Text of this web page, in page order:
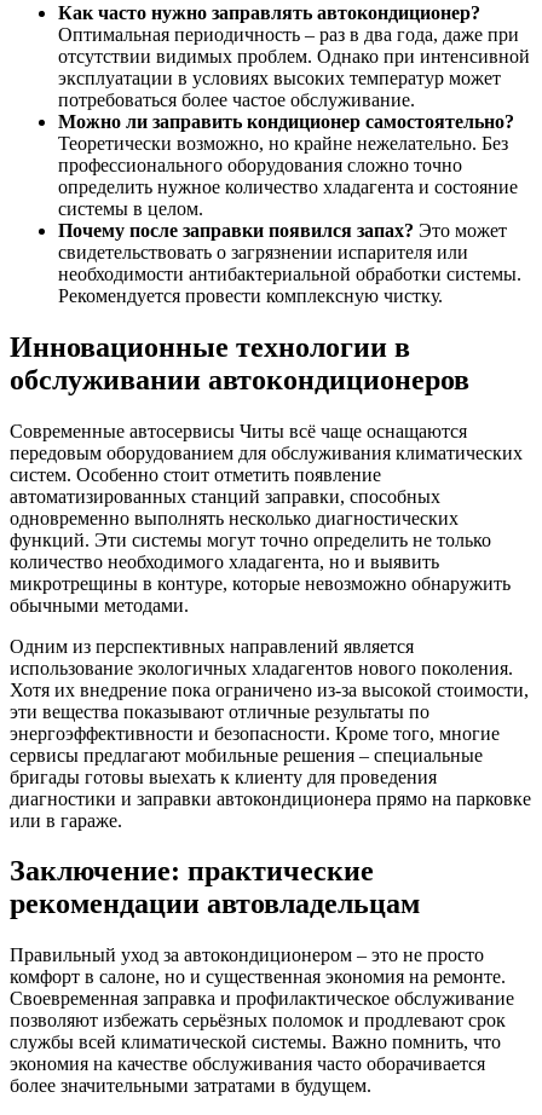
Как часто нужно заправлять автокондиционер?
Оптимальная периодичность – раз в два года, даже при
отсутствии видимых проблем. Однако при интенсивной
эксплуатации в условиях высоких температур может
потребоваться более частое обслуживание.
Можно ли заправить кондиционер самостоятельно?
Теоретически возможно, но крайне нежелательно. Без
профессионального оборудования сложно точно
определить нужное количество хладагента и состояние
системы в целом.
Почему после заправки появился запах? Это может
свидетельствовать о загрязнении испарителя или
необходимости антибактериальной обработки системы.
Рекомендуется провести комплексную чистку.
Инновационные технологии в
обслуживании автокондиционеров
Современные автосервисы Читы всё чаще оснащаются
передовым оборудованием для обслуживания климатических
систем. Особенно стоит отметить появление
автоматизированных станций заправки, способных
одновременно выполнять несколько диагностических
функций. Эти системы могут точно определить не только
количество необходимого хладагента, но и выявить
микротрещины в контуре, которые невозможно обнаружить
обычными методами.
Одним из перспективных направлений является
использование экологичных хладагентов нового поколения.
Хотя их внедрение пока ограничено из-за высокой стоимости,
эти вещества показывают отличные результаты по
энергоэффективности и безопасности. Кроме того, многие
сервисы предлагают мобильные решения – специальные
бригады готовы выехать к клиенту для проведения
диагностики и заправки автокондиционера прямо на парковке
или в гараже.
Заключение: практические
рекомендации автовладельцам
Правильный уход за автокондиционером – это не просто
комфорт в салоне, но и существенная экономия на ремонте.
Своевременная заправка и профилактическое обслуживание
позволяют избежать серьёзных поломок и продлевают срок
службы всей климатической системы. Важно помнить, что
экономия на качестве обслуживания часто оборачивается
более значительными затратами в будущем.